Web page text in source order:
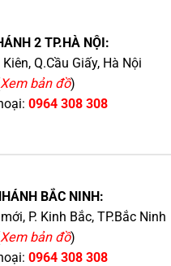
2 TP.HÀ NỘI:
Q.Cầu Giấy, Hà Nội
Xem bản đồ)
0964 308 308
BẮC NINH:
P. Kinh Bắc, TP.Bắc Ninh
Xem bản đồ)
0964 308 308